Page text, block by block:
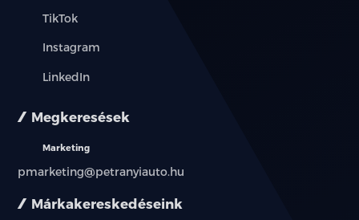
Márkakereskedéseink
TikTok
Instagram
LinkedIn
Megkeresések
Marketing
pmarketing@petranyiauto.hu